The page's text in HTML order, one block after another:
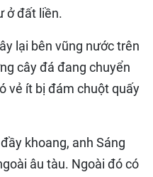
ở đất liền.
lại bên vũng nước trên
cây đá đang chuyển
vẻ ít bị đám chuột quấy
khoang, anh Sáng
âu tàu. Ngoài đó có